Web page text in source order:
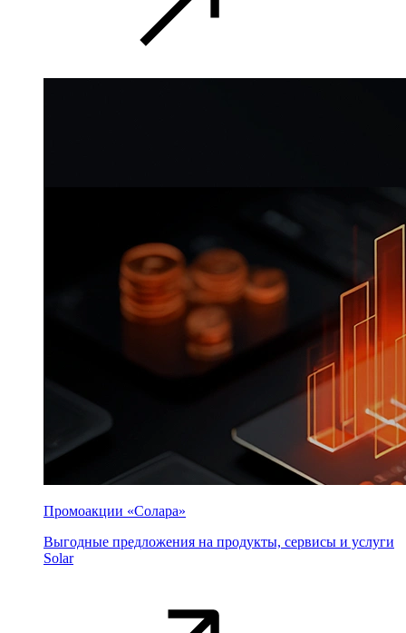
Промоакции «Солара»
Выгодные предложения на продукты, сервисы и услуги
Solar